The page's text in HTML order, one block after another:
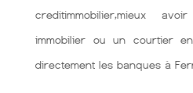
creditimmobilier,mieux
immobilier ou un courtier
directement les banques à